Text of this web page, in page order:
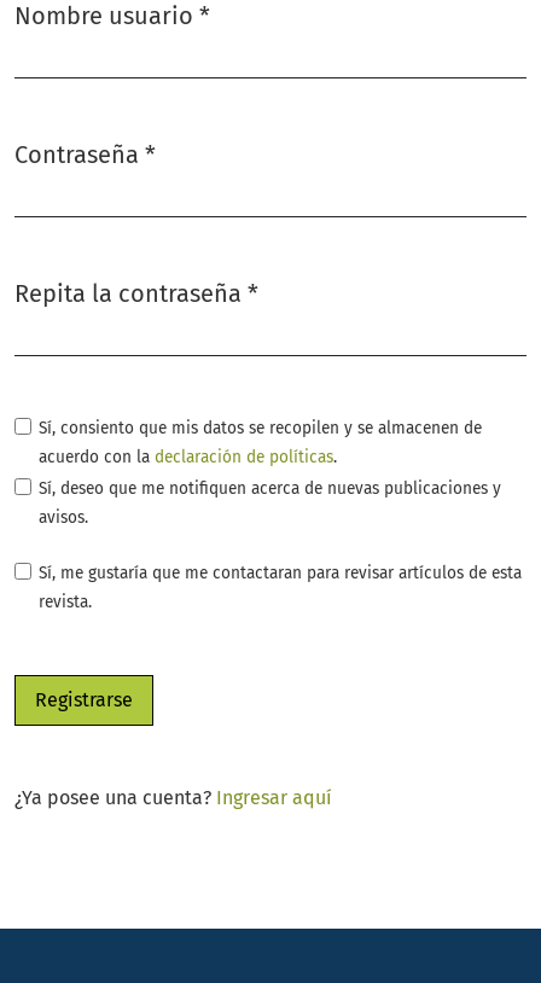
Nombre usuario *
Contraseña *
Repita la contraseña *
Sí, consiento que mis datos se recopilen y se almacenen de
acuerdo con ladeclaración de políticas.
Sí, deseo que me notifiquen acerca de nuevas publicaciones y
avisos.
Sí, me gustaría que me contactaran para revisar artículos de esta
revista.
Registrarse
¿Ya posee una cuenta? Ingresar aquí